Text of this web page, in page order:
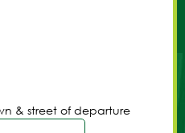
& street of departure